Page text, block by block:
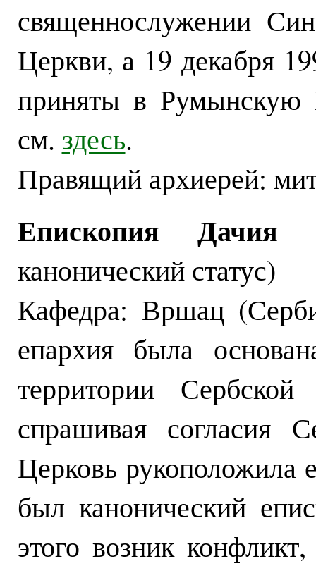
священнослужении
Церкви, а 19 декабря
приняты в Румынскую
см. здесь.
Правящий архиерей:
Епископия Дачия
канонический статус)
Кафедра: Вршац
епархия была
территории
спрашивая согласия
Церковь рукоположила
был канонический
этого возник